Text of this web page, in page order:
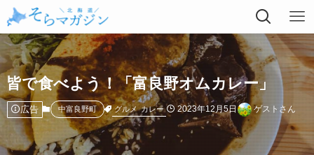
皆で食べよう！「富良野オムカレー」
広告 中富良野町 グルメ カレー 2023年12月5日 ゲストさん